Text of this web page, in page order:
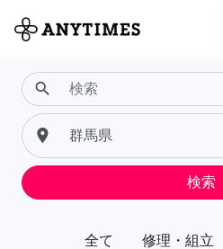
全て 修理・組立
search
place
検索